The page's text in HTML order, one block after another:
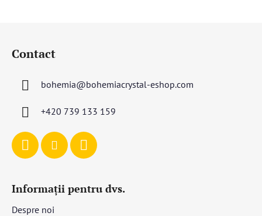
Contact
bohemia@bohemiacrystal-eshop.com
+420 739 133 159
Informații pentru dvs.
Despre noi